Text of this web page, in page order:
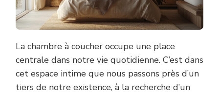
La chambre à coucher occupe une place
centrale dans notre vie quotidienne. C’est dans
cet espace intime que nous passons près d’un
tiers de notre existence, à la recherche d’un